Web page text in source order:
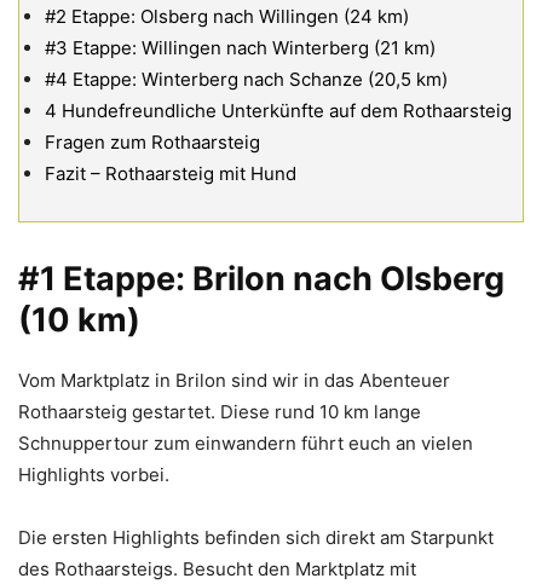
#2 Etappe: Olsberg nach Willingen (24 km)
#3 Etappe: Willingen nach Winterberg (21 km)
#4 Etappe: Winterberg nach Schanze (20,5 km)
4 Hundefreundliche Unterkünfte auf dem Rothaarsteig
Fragen zum Rothaarsteig
Fazit – Rothaarsteig mit Hund
#1 Etappe: Brilon nach Olsberg
(10 km)
Vom Marktplatz in Brilon sind wir in das Abenteuer
Rothaarsteig gestartet. Diese rund 10 km lange
Schnuppertour zum einwandern führt euch an vielen
Highlights vorbei.
Die ersten Highlights befinden sich direkt am Starpunkt
des Rothaarsteigs. Besucht den Marktplatz mit